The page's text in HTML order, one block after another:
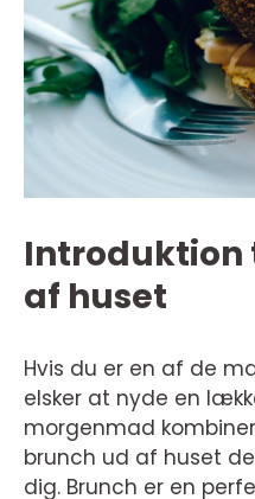
Introduktion
af huset
Hvis du er en af de
elsker at nyde en
morgenmad
brunch ud af huset
dig. Brunch er en